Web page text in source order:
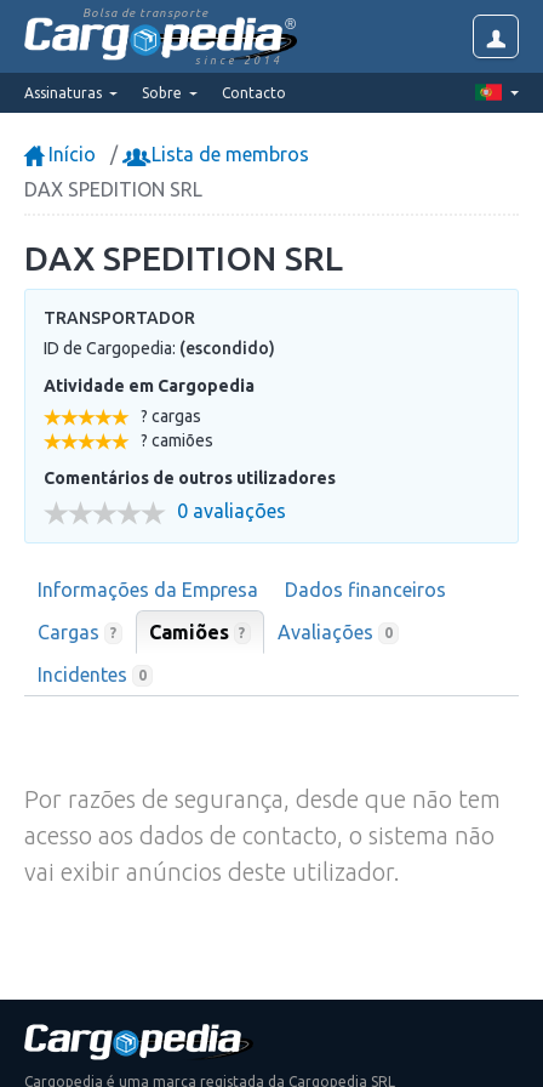
Bolsa de transporte
since 2014
Assinaturas Sobre Contacto
Início
Lista de membros
DAX SPEDITION SRL
DAX SPEDITION SRL
TRANSPORTADOR
ID de Cargopedia: (escondido)
Atividade em Cargopedia
? cargas
? camiões
Comentários de outros utilizadores
0 avaliações
Informações da Empresa
Dados financeiros
Cargas
? Camiões ? Avaliações 0
Incidentes 0
Por razões de segurança, desde que não tem
acesso aos dados de contacto, o sistema não
vai exibir anúncios deste utilizador.
Cargopedia é uma marca registada da Cargopedia SRL